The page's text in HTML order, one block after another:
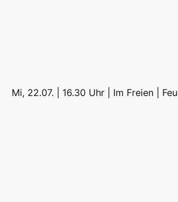
Mi, 22.07. | 16.30 Uhr | Im Freien |